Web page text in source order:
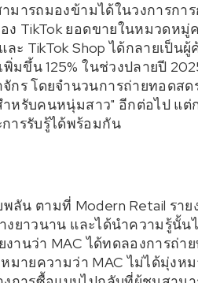
มารถมองข้ามได้ในวงการกา
ง TikTok ยอดขายในหมวดห
ะ TikTok Shop ได้กลายเป็
มขึ้น 125% ในช่วงปลายปี
ร โดยจำนวนการถ่ายทอดส
ำหรับคนหนุ่มสาว" อีกต่อไป แ
ารรับรู้ได้พร้อมกัน
ลัน ตามที่ Modern Retail รา
ยาวนาน และได้นำความรู้นั้น
านว่า MAC ได้ทดลองการถ่า
มายความว่า MAC ไม่ได้มุ่ง